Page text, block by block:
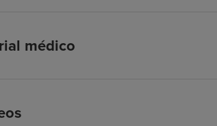
médico